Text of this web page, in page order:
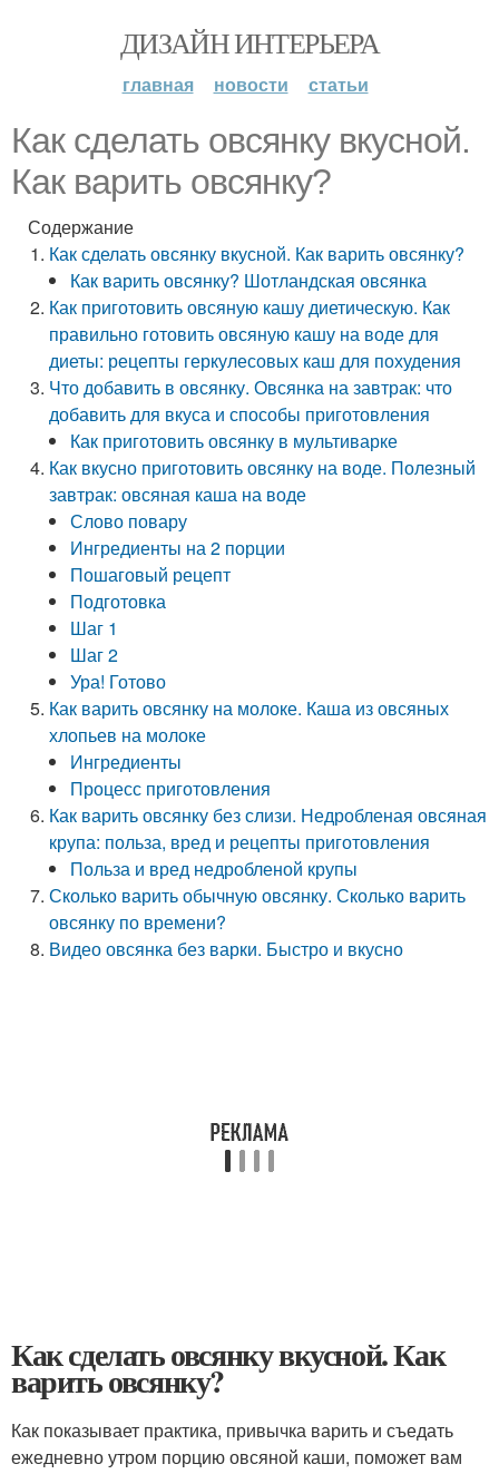
ДИЗАЙН ИНТЕРЬЕРА
главная новости статьи
Как сделать овсянку вкусной.
Как варить овсянку?
Содержание
Как сделать овсянку вкусной. Как варить овсянку?
Как варить овсянку? Шотландская овсянка
Как приготовить овсяную кашу диетическую. Как
правильно готовить овсяную кашу на воде для
диеты: рецепты геркулесовых каш для похудения
Что добавить в овсянку. Овсянка на завтрак: что
добавить для вкуса и способы приготовления
Как приготовить овсянку в мультиварке
Как вкусно приготовить овсянку на воде. Полезный
завтрак: овсяная каша на воде
Слово повару
Ингредиенты на 2 порции
Пошаговый рецепт
Подготовка ‍
Шаг 1
Шаг 2
Ура! Готово
Как варить овсянку на молоке. Каша из овсяных
хлопьев на молоке
Ингредиенты
Процесс приготовления
Как варить овсянку без слизи. Недробленая овсяная
крупа: польза, вред и рецепты приготовления
Польза и вред недробленой крупы
Сколько варить обычную овсянку. Сколько варить
овсянку по времени?
Видео овсянка без варки. Быстро и вкусно
Как сделать овсянку вкусной. Как
варить овсянку?
Как показывает практика, привычка варить и съедать
ежедневно утром порцию овсяной каши, поможет вам